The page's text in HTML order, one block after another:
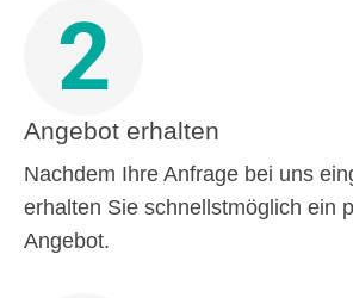
2
Angebot erhalten
Nachdem Ihre Anfrage bei uns
erhalten Sie schnellstmöglich ein
Angebot.